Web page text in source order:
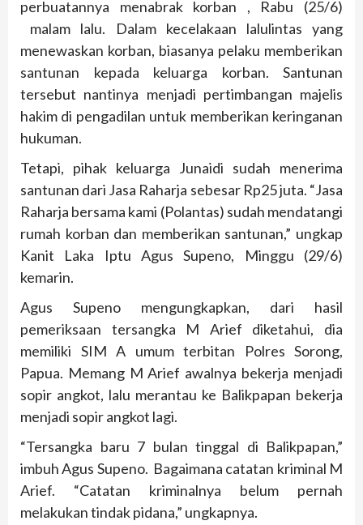
perbuatannya menabrak korban , Rabu (25/6)
malam lalu. Dalam kecelakaan lalulintas yang
menewaskan korban, biasanya pelaku memberikan
santunan kepada keluarga korban. Santunan
tersebut nantinya menjadi pertimbangan majelis
hakim di pengadilan untuk memberikan keringanan
hukuman.
Tetapi, pihak keluarga Junaidi sudah menerima
santunan dari Jasa Raharja sebesar Rp25 juta. “Jasa
Raharja bersama kami (Polantas) sudah mendatangi
rumah korban dan memberikan santunan,” ungkap
Kanit Laka Iptu Agus Supeno, Minggu (29/6)
kemarin.
Agus Supeno mengungkapkan, dari hasil
pemeriksaan tersangka M Arief diketahui, dia
memiliki SIM A umum terbitan Polres Sorong,
Papua. Memang M Arief awalnya bekerja menjadi
sopir angkot, lalu merantau ke Balikpapan bekerja
menjadi sopir angkot lagi.
“Tersangka baru 7 bulan tinggal di Balikpapan,”
imbuh Agus Supeno. Bagaimana catatan kriminal M
Arief. “Catatan kriminalnya belum pernah
melakukan tindak pidana,” ungkapnya.